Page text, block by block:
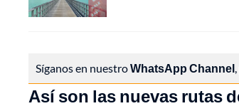
Síganos en nuestroWhatsApp Channel
Así son las nuevas rutas